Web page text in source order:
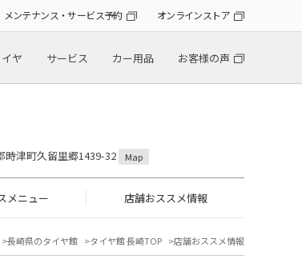
メンテナンス・サービス予約 オンラインストア
ヤ サービス カー用品 お客様の声
津町久留里郷1439-32 Map
メニュー 店舗おススメ情報
長崎県のタイヤ館 タイヤ館 長崎TOP 店舗おススメ情報